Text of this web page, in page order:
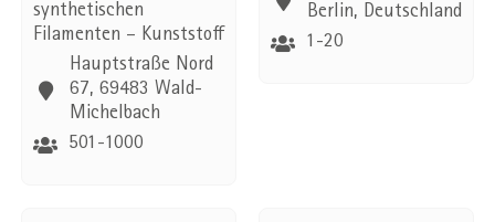
synthetischen
Filamenten – Kunststoff
Hauptstraße Nord
67, 69483 Wald-
Michelbach
501-1000
Berlin, Deutschland
1-20